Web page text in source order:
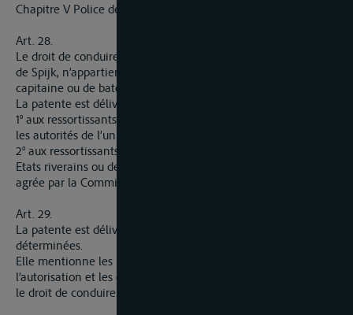
Chapitre V Police de la navigation
Art. 28.
Le droit de conduire un bâtiment sur le Rhin, en amont du bac
de Spijk, n’appartient qu’au titulaire d’une patente de
capitaine ou de batelier du Rhin.
La patente est délivrée :
1° aux ressortissants des Etats riverains et de la Belgique par
les autorités de l’un quelconque de ces pays ;
2° aux ressortissants des autres Etats soit par les autorités des
Etats riverains ou de la Belgique, soit par telle autre autorité
agrée par la Commission.
Art. 29.
La patente est délivrée pour tout le Rhin ou pour des sections
déterminées.
Elle mentionne les parties du Rhin sur lesquelles porte
l’autorisation et les catégories de bâtiments que le titulaire à
le droit de conduire.